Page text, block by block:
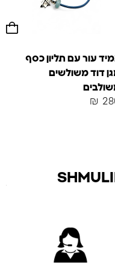
עור עם תליון כסף
דוד משולשים
₪